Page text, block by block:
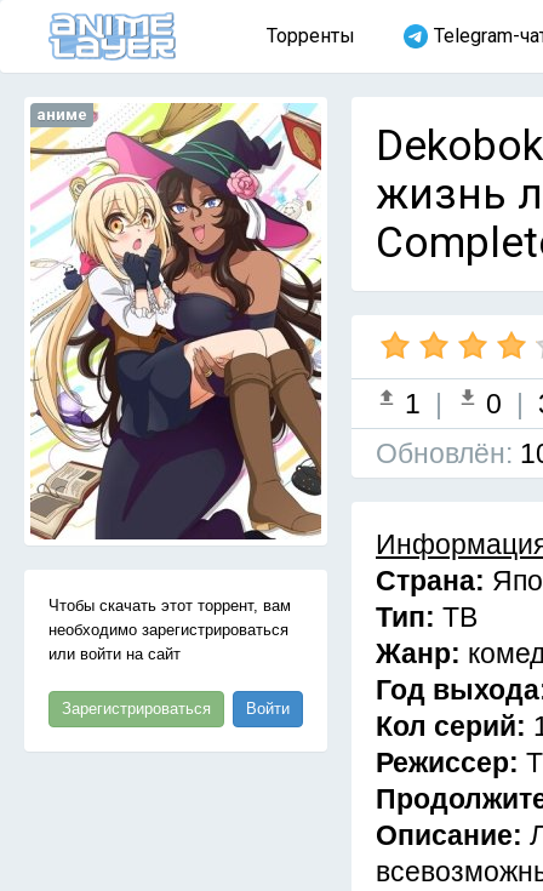
Торренты Telegram-
аниме
Чтобы скачать этот торрент, вам
необходимо зарегистрироваться
или войти на сайт
Зарегистрироваться Войти
жизнь
1 | 0 |
Обновлён:
Страна:
Тип: ТВ
Жанр:
Год
Кол серий:
Режиссер:
Описание: